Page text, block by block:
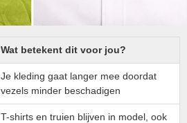
Wat betekent dit voor jou?
Je kleding gaat langer mee doordat
vezels minder beschadigen
T-shirts en truien blijven in model, ook